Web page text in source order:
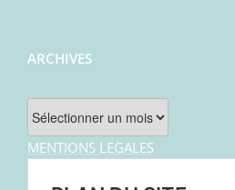
ARCHIVES
Archives
MENTIONS LEGALES